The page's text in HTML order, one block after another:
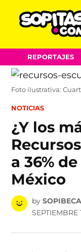
Skip
to
content
REPORTAJES
Foto ilustrativa:
POSTED
NOTICIAS
¿Y los
a 36%
México
by
SEPTIEMBRE